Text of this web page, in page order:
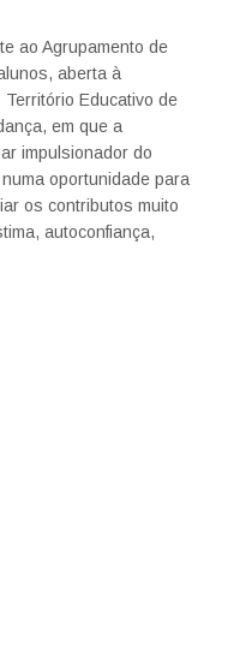
ao Agrupamento de
aberta à
Educativo de
em que a
impulsionador do
oportunidade para
os contributos muito
autoconfiança,